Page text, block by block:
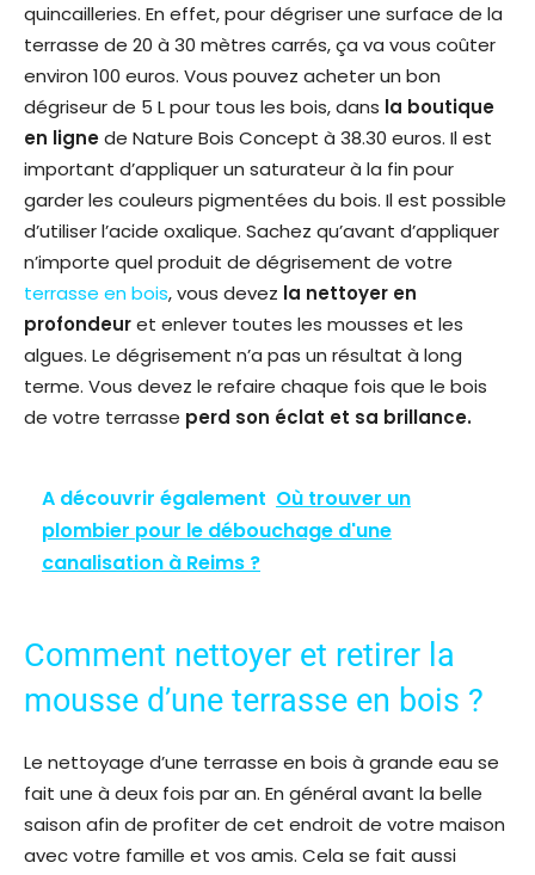
quincailleries. En effet, pour dégriser une surface de la
terrasse de 20 à 30 mètres carrés, ça va vous coûter
environ 100 euros. Vous pouvez acheter un bon
dégriseur de 5 L pour tous les bois, dans la boutique
en lignede Nature Bois Concept à 38.30 euros. Il est
important d’appliquer un saturateur à la fin pour
garder les couleurs pigmentées du bois. Il est possible
d’utiliser l’acide oxalique. Sachez qu’avant d’appliquer
n’importe quel produit de dégrisement de votre
terrasse en bois, vous devez la nettoyer en
profondeuret enlever toutes les mousses et les
algues. Le dégrisement n’a pas un résultat à long
terme. Vous devez le refaire chaque fois que le bois
de votre terrasse perd son éclat et sa brillance.
A découvrir également Où trouver un
plombier pour le débouchage d'une
canalisation à Reims ?
Comment nettoyer et retirer la
mousse d’une terrasse en bois ?
Le nettoyage d’une terrasse en bois à grande eau se
fait une à deux fois par an. En général avant la belle
saison afin de profiter de cet endroit de votre maison
avec votre famille et vos amis. Cela se fait aussi